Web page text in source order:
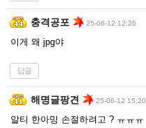
충격공포 25-06-12 12:26
이게 왜 jpg야
답글
해명글팡견 25-06-12 15:20
알티 한아밍 손절하려고 ? ㅠㅠㅠ